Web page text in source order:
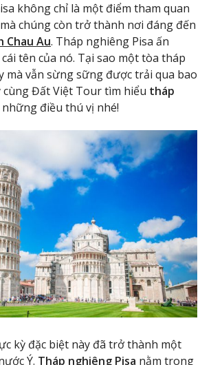
không chỉ là một điểm tham quan
chúng còn trở thành nơi đáng đến
Chau Au. Tháp nghiêng Pisa ấn
tên của nó. Tại sao một tòa tháp
mà vẫn sừng sững được trải qua bao
cùng Đất Việt Tour tìm hiểu tháp
những điều thú vị nhé!
kỳ đặc biệt này đã trở thành một
Ý. Tháp nghiêng Pisa nằm trong